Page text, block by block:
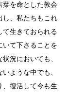
葉を命とした教会
し、私たちもこれ
て生きておられる
いて下さることを
況においても、
ような中でも、
、復活して今も生